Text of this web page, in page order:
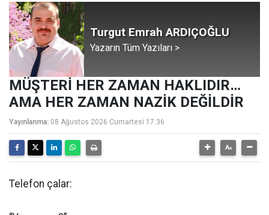
Turgut Emrah ARDIÇOĞLU
Yazarın Tüm Yazıları >
MÜŞTERİ HER ZAMAN HAKLIDIR…
AMA HER ZAMAN NAZİK DEĞİLDİR
Yayınlanma: 08 Ağustos 2026 Cumartesi 17:36
Telefon çalar: